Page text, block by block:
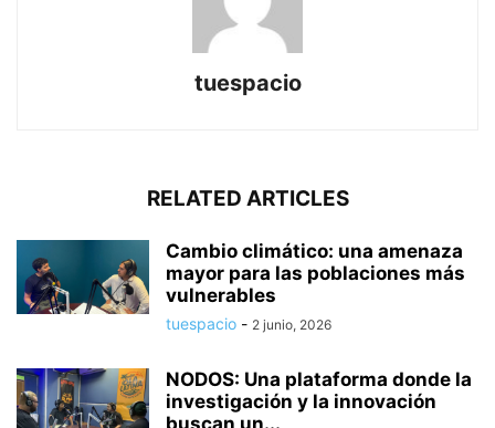
tuespacio
RELATED ARTICLES
Cambio climático: una amenaza
mayor para las poblaciones más
vulnerables
tuespacio - 2 junio, 2026
NODOS: Una plataforma donde la
investigación y la innovación
buscan un...